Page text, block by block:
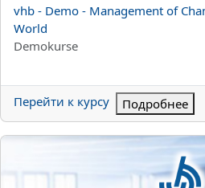
Название курса
vhb - Demo - Management of
World
Категория курса
Demokurse
Перейти к курсу Подробнее
vhb - Demo - IT support in Supply